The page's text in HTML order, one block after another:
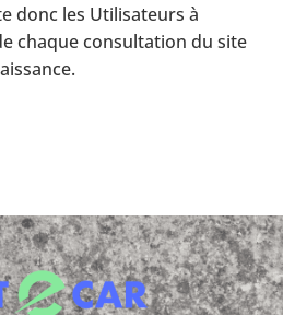
donc les Utilisateurs à
chaque consultation du site